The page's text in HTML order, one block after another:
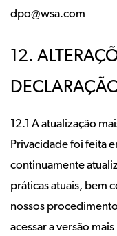
dpo@wsa.com
12.
12.1 A atualização
Privacidade foi feita
continuamente
práticas atuais, bem
nossos
acessar a versão